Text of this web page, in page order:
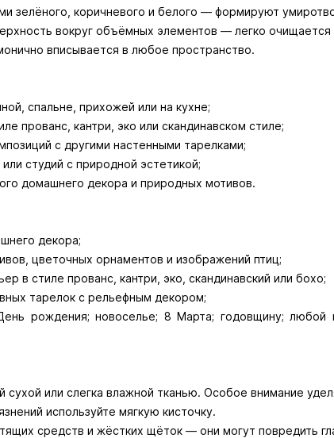
зелёного, коричневого и белого — формируют
вокруг объёмных элементов — легко очищается
вписывается в любое пространство.
спальне, прихожей или на кухне;
прованс, кантри, эко или скандинавском стиле;
с другими настенными тарелками;
студий с природной эстетикой;
домашнего декора и природных мотивов.
декора;
цветочных орнаментов и изображений птиц;
в стиле прованс, кантри, эко, скандинавский или бохо;
тарелок с рельефным декором;
рождения; новоселье; 8 Марта; годовщину; любой
сухой или слегка влажной тканью. Особое внимание
используйте мягкую кисточку.
средств и жёстких щёток — они могут повредить